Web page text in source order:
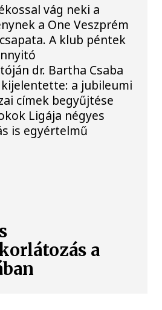
vág neki a
a One Veszprém
A klub péntek
dr. Bartha Csaba
a jubileumi
címek begyűjtése
Ligája négyes
is egyértelmű
a